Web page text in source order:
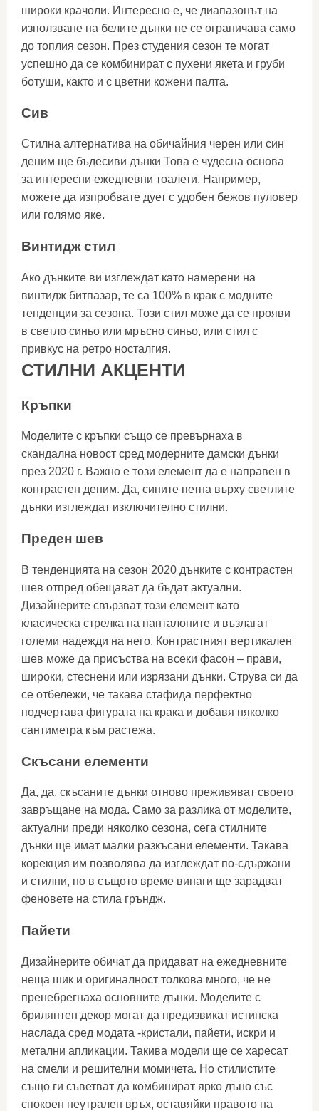
широки крачоли. Интересно е, че диапазонът на
използване на белите дънки не се ограничава само
до топлия сезон. През студения сезон те могат
успешно да се комбинират с пухени якета и груби
ботуши, както и с цветни кожени палта.
Сив
Стилна алтернатива на обичайния черен или син
деним ще бъдесиви дънки Това е чудесна основа
за интересни ежедневни тоалети. Например,
можете да изпробвате дует с удобен бежов пуловер
или голямо яке.
Винтидж стил
Ако дънките ви изглеждат като намерени на
винтидж битпазар, те са 100% в крак с модните
тенденции за сезона. Този стил може да се прояви
в светло синьо или мръсно синьо, или стил с
привкус на ретро носталгия.
СТИЛНИ АКЦЕНТИ
Кръпки
Моделите с кръпки също се превърнаха в
скандална новост сред модерните дамски дънки
през 2020 г. Важно е този елемент да е направен в
контрастен деним. Да, сините петна върху светлите
дънки изглеждат изключително стилни.
Преден шев
В тенденцията на сезон 2020 дънките с контрастен
шев отпред обещават да бъдат актуални.
Дизайнерите свързват този елемент като
класическа стрелка на панталоните и възлагат
големи надежди на него. Контрастният вертикален
шев може да присъства на всеки фасон – прави,
широки, стеснени или изрязани дънки. Струва си да
се отбележи, че такава стафида перфектно
подчертава фигурата на крака и добавя няколко
сантиметра към растежа.
Скъсани елементи
Да, да, скъсаните дънки отново преживяват своето
завръщане на мода. Само за разлика от моделите,
актуални преди няколко сезона, сега стилните
дънки ще имат малки разкъсани елементи. Такава
корекция им позволява да изглеждат по-сдържани
и стилни, но в същото време винаги ще зарадват
феновете на стила гръндж.
Пайети
Дизайнерите обичат да придават на ежедневните
неща шик и оригиналност толкова много, че не
пренебрегнаха основните дънки. Моделите с
брилянтен декор могат да предизвикат истинска
наслада сред модата -кристали, пайети, искри и
метални апликации. Такива модели ще се харесат
на смели и решителни момичета. Но стилистите
също ги съветват да комбинират ярко дъно със
спокоен неутрален връх, оставяйки правото на